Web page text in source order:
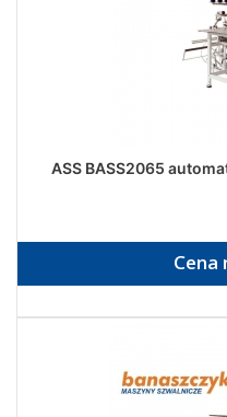
ASS BASS2065